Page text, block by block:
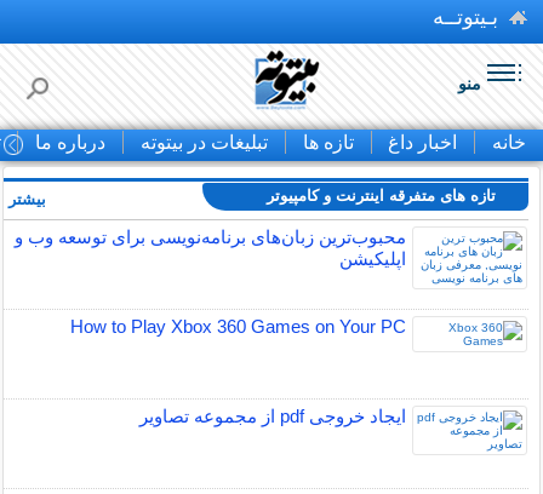
بـیتوتــه
منو
خانه اخبار داغ تازه ها تبلیغات در بیتوته درباره ما
تازه های متفرقه اينترنت و كامپيوتر
محبوب‌ترین زبان‌های برنامه‌نویسی برای توسعه وب و
اپلیکیشن
How to Play Xbox 360 Games on Your PC
ایجاد خروجی pdf از مجموعه تصاویر
بیشتر